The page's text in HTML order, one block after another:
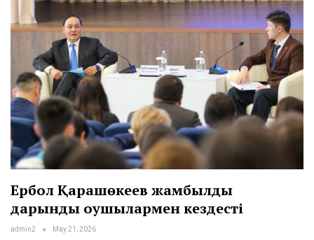
Ербол Қарашөкеев жамбылдық
дарынды оқушылармен кездесті
admin2 May 21, 2026